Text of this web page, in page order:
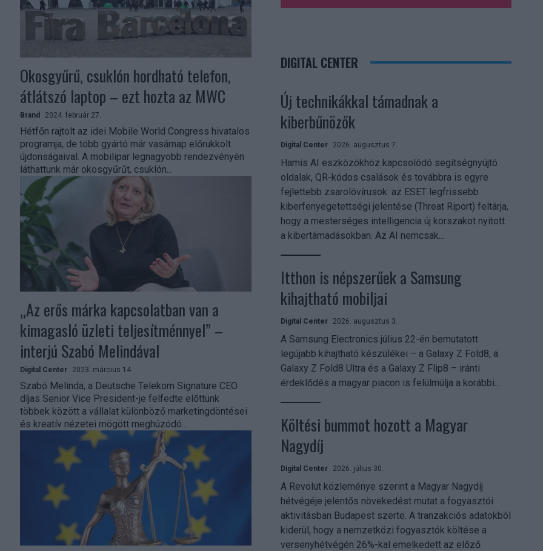
Okosgyűrű, csuklón hordható telefon,
átlátszó laptop – ezt hozta az MWC
Brand 2024. február 27.
Hétfőn rajtolt az idei Mobile World Congress hivatalos
programja, de több gyártó már vasárnap előrukkolt
újdonságaival. A mobilipar legnagyobb rendezvényén
láthattunk már okosgyűrűt, csuklón...
„Az erős márka kapcsolatban van a
kimagasló üzleti teljesítménnyel” –
interjú Szabó Melindával
Digital Center 2023. március 14.
Szabó Melinda, a Deutsche Telekom Signature CEO
díjas Senior Vice President-je felfedte előttünk
többek között a vállalat különböző marketingdöntései
és kreatív nézetei mögött meghúzódó...
DIGITAL CENTER
Új technikákkal támadnak a
kiberbűnözők
Digital Center 2026. augusztus 7.
Hamis AI eszközökhöz kapcsolódó segítségnyújtó
oldalak, QR-kódos csalások és továbbra is egyre
fejlettebb zsarolóvírusok: az ESET legfrissebb
kiberfenyegetettségi jelentése (Threat Riport) feltárja,
hogy a mesterséges intelligencia új korszakot nyitott
a kibertámadásokban. Az AI nemcsak...
Itthon is népszerűek a Samsung
kihajtható mobiljai
Digital Center 2026. augusztus 3.
A Samsung Electronics július 22-én bemutatott
legújabb kihajtható készülékei – a Galaxy Z Fold8, a
Galaxy Z Fold8 Ultra és a Galaxy Z Flip8 – iránti
érdeklődés a magyar piacon is felülmúlja a korábbi...
Költési bummot hozott a Magyar
Nagydíj
Digital Center 2026. július 30.
A Revolut közleménye szerint a Magyar Nagydíj
hétvégéje jelentős növekedést mutat a fogyasztói
aktivitásban Budapest szerte. A tranzakciós adatokból
kiderül, hogy a nemzetközi fogyasztók költése a
versenyhétvégén 26%-kal emelkedett az előző